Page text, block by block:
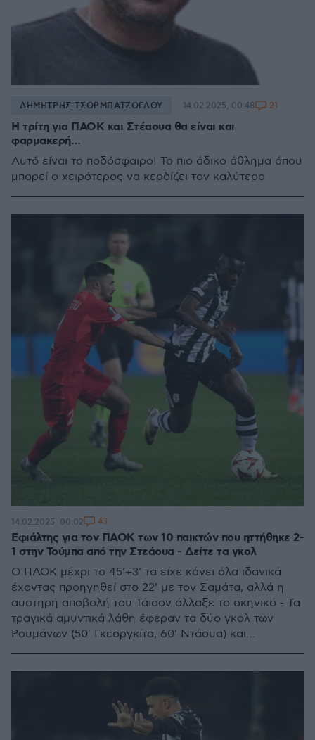
ΔΗΜΗΤΡΗΣ ΤΣΟΡΜΠΑΤΖΟΓΛΟΥ
Η τρίτη για ΠΑΟΚ και Στέαουα θα είναι και
φαρμακερή…
Αυτό είναι το ποδόσφαιρο! Το πιο άδικο άθλημα όπου
μπορεί ο χειρότερος να κερδίζει τον καλύτερο
14.02.2025, 00:48 21
Εφιάλτης για τον ΠΑΟΚ των 10 παικτών που ηττήθηκε 2-
1 στην Τούμπα από την Στεάουα - Δείτε τα γκολ
Ο ΠΑΟΚ μέχρι το 45'+3' τα είχε κάνει όλα ιδανικά
έχοντας προηγηθεί στο 22' με τον Σαμάτα, αλλά η
αυστηρή αποβολή του Τάισον άλλαξε το σκηνικό - Τα
τραγικά αμυντικά λάθη έφεραν τα δύο γκολ των
Ρουμάνων (50' Γκεοργκίτα, 60' Ντάουα) και
14.02.2025, 00:02 43